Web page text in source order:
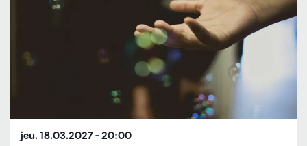
jeu. 18.03.2027– 20:00